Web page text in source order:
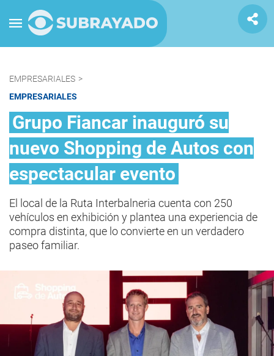
EMPRESARIALES >
EMPRESARIALES
Grupo Fiancar inauguró su
nuevo Shopping de Autos con
espectacular evento
El local de la Ruta Interbalneria cuenta con 250
vehículos en exhibición y plantea una experiencia de
compra distinta, que lo convierte en un verdadero
paseo familiar.